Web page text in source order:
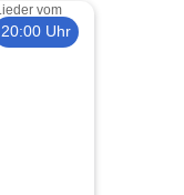
20:00 Uhr